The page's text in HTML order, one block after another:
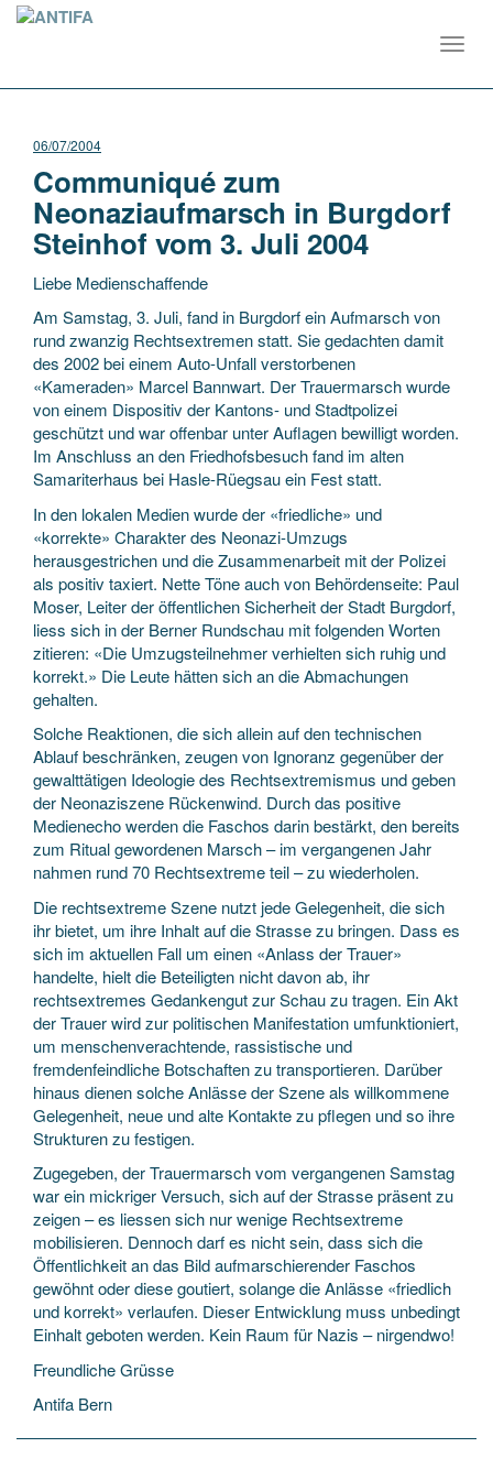
06/07/2004
Communiqué zum
Neonaziaufmarsch in Burgdorf
Steinhof vom 3. Juli 2004
Liebe Medienschaffende
Am Samstag, 3. Juli, fand in Burgdorf ein Aufmarsch von
rund zwanzig Rechtsextremen statt. Sie gedachten damit
des 2002 bei einem Auto-Unfall verstorbenen
«Kameraden» Marcel Bannwart. Der Trauermarsch wurde
von einem Dispositiv der Kantons- und Stadtpolizei
geschützt und war offenbar unter Auflagen bewilligt worden.
Im Anschluss an den Friedhofsbesuch fand im alten
Samariterhaus bei Hasle-Rüegsau ein Fest statt.
In den lokalen Medien wurde der «friedliche» und
«korrekte» Charakter des Neonazi-Umzugs
herausgestrichen und die Zusammenarbeit mit der Polizei
als positiv taxiert. Nette Töne auch von Behördenseite: Paul
Moser, Leiter der öffentlichen Sicherheit der Stadt Burgdorf,
liess sich in der Berner Rundschau mit folgenden Worten
zitieren: «Die Umzugsteilnehmer verhielten sich ruhig und
korrekt.» Die Leute hätten sich an die Abmachungen
gehalten.
Solche Reaktionen, die sich allein auf den technischen
Ablauf beschränken, zeugen von Ignoranz gegenüber der
gewalttätigen Ideologie des Rechtsextremismus und geben
der Neonaziszene Rückenwind. Durch das positive
Medienecho werden die Faschos darin bestärkt, den bereits
zum Ritual gewordenen Marsch – im vergangenen Jahr
nahmen rund 70 Rechtsextreme teil – zu wiederholen.
Die rechtsextreme Szene nutzt jede Gelegenheit, die sich
ihr bietet, um ihre Inhalt auf die Strasse zu bringen. Dass es
sich im aktuellen Fall um einen «Anlass der Trauer»
handelte, hielt die Beteiligten nicht davon ab, ihr
rechtsextremes Gedankengut zur Schau zu tragen. Ein Akt
der Trauer wird zur politischen Manifestation umfunktioniert,
um menschenverachtende, rassistische und
fremdenfeindliche Botschaften zu transportieren. Darüber
hinaus dienen solche Anlässe der Szene als willkommene
Gelegenheit, neue und alte Kontakte zu pflegen und so ihre
Strukturen zu festigen.
Zugegeben, der Trauermarsch vom vergangenen Samstag
war ein mickriger Versuch, sich auf der Strasse präsent zu
zeigen – es liessen sich nur wenige Rechtsextreme
mobilisieren. Dennoch darf es nicht sein, dass sich die
Öffentlichkeit an das Bild aufmarschierender Faschos
gewöhnt oder diese goutiert, solange die Anlässe «friedlich
und korrekt» verlaufen. Dieser Entwicklung muss unbedingt
Einhalt geboten werden. Kein Raum für Nazis – nirgendwo!
Freundliche Grüsse
Antifa Bern